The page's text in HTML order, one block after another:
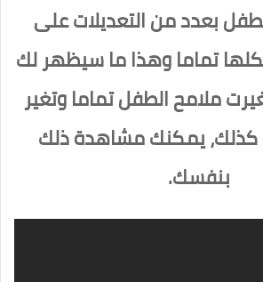
بعدد من التعديلات على
تماما وهذا ما سيظهر لك
ملامح الطفل تماما وتغير
يمكنك مشاهدة ذلك
بنفسك.